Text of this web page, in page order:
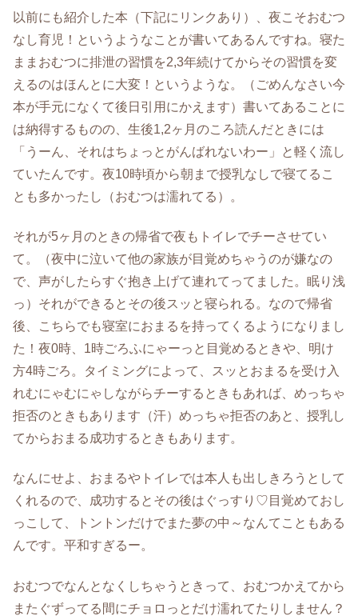
以前にも紹介した本（下記にリンクあり）、夜こそおむつ
なし育児！というようなことが書いてあるんですね。寝た
ままおむつに排泄の習慣を2,3年続けてからその習慣を変
えるのはほんとに大変！というような。（ごめんなさい今
本が手元になくて後日引用にかえます）書いてあることに
は納得するものの、生後1,2ヶ月のころ読んだときには
「うーん、それはちょっとがんばれないわー」と軽く流し
ていたんです。夜10時頃から朝まで授乳なしで寝てるこ
とも多かったし（おむつは濡れてる）。
それが5ヶ月のときの帰省で夜もトイレでチーさせてい
て。（夜中に泣いて他の家族が目覚めちゃうのが嫌なの
で、声がしたらすぐ抱き上げて連れてってました。眠り浅
っ）それができるとその後スッと寝られる。なので帰省
後、こちらでも寝室におまるを持ってくるようになりまし
た！夜0時、1時ごろふにゃーっと目覚めるときや、明け
方4時ごろ。タイミングによって、スッとおまるを受け入
れむにゃむにゃしながらチーするときもあれば、めっちゃ
拒否のときもあります（汗）めっちゃ拒否のあと、授乳し
てからおまる成功するときもあります。
なんにせよ、おまるやトイレでは本人も出しきろうとして
くれるので、成功するとその後はぐっすり♡目覚めておし
っこして、トントンだけでまた夢の中～なんてこともある
んです。平和すぎるー。
おむつでなんとなくしちゃうときって、おむつかえてから
またぐずってる間にチョロっとだけ濡れてたりしません？